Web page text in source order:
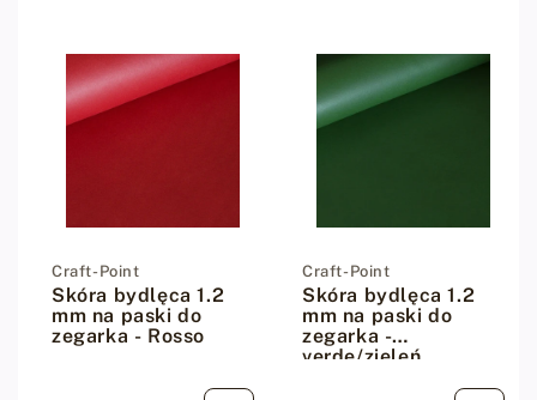
Dostawca:
Craft-Point
Skóra bydlęca 1.2
mm na paski do
zegarka - Rosso
Dostawca:
Craft-Point
Skóra bydlęca 1.2
mm na paski do
zegarka -
verde/zieleń